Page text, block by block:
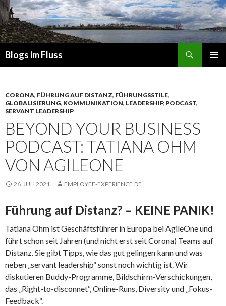
Blogs im Fluss
CORONA, FÜHRUNG AUF DISTANZ, FÜHRUNGSSTILE,
GLOBALISIERUNG, KOMMUNIKATION, LEADERSHIP, PODCAST,
SERVANT LEADERSHIP
BEYOND YOUR BUSINESS
PODCAST: TATIANA OHM
VON AGILEONE
26. JULI 2021 EMPLOYEE-EXPERIENCE.DE
Führung auf Distanz? – KEINE PANIK!
Tatiana Ohm ist Geschäftsführer in Europa bei AgileOne und
führt schon seit Jahren (und nicht erst seit Corona) Teams auf
Distanz. Sie gibt Tipps, wie das gut gelingen kann und was
neben „servant leadership“ sonst noch wichtig ist. Wir
diskutieren Buddy-Programme, Bildschirm-Verschickungen,
das „Right-to-disconnet“, Online-Runs, Diversity und „Fokus-
Feedback“.